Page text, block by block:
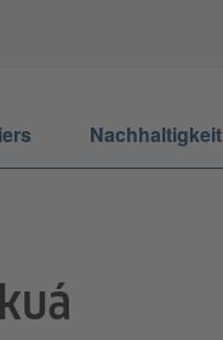
Nachhaltigkeit